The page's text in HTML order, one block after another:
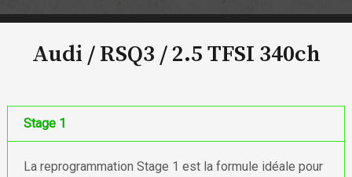
Audi / RSQ3 /2.5 TFSI 340ch
Stage 1
La reprogrammation Stage 1 est la formule idéale pour